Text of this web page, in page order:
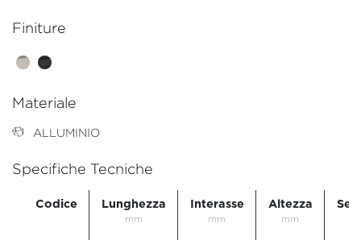
Finiture
Materiale
ALLUMINIO
Specifiche Tecniche
Codice Lunghezza
mm
Interasse
mm
Altezza
mm